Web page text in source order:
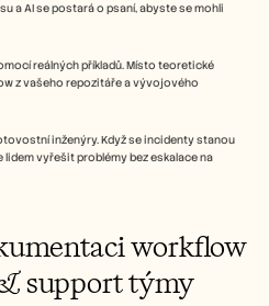
a AI se postará o psaní, abyste se mohli
reálných příkladů. Místo teoretické
z vašeho repozitáře a vývojového
inženýry. Když se incidenty stanou
vyřešit problémy bez eskalace na
workflow
support týmy